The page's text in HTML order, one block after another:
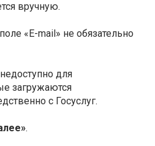
вручную.
поле «E-mail» не обязательно
недоступно для
загружаются
с Госуслуг.
.